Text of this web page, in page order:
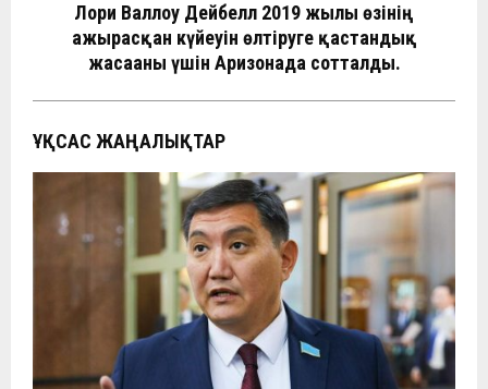
Лори Валлоу Дейбелл 2019 жылы өзінің
ажырасқан күйеуін өлтіруге қастандық
жасағаны үшін Аризонада сотталды.
ҰҚСАС ЖАҢАЛЫҚТАР